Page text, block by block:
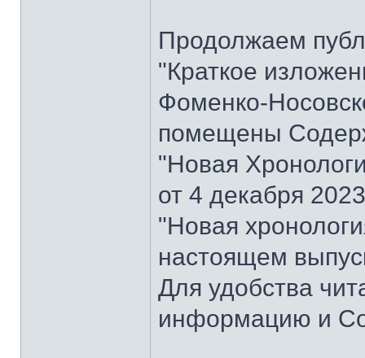
Продолжаем
"Краткое
Фоменко-
помещены
"Новая
от 4 декабря
"Новая
настоящем
Для удобства
информацию и